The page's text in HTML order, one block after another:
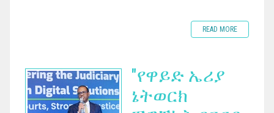
READ MORE
"የዋይድ ኤሪያ
ኔትወርክ